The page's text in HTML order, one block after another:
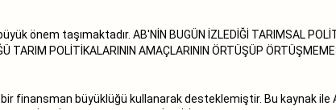
önem taşımaktadır. AB'NİN BUGÜN İZLEDİĞİ TARIMSAL
TARIM POLİTİKALARININ AMAÇLARININ ÖRTÜŞÜP
bir finansman büyüklüğü kullanarak desteklemiştir. Bu kaynak ile